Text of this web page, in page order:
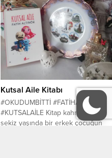
Kutsal Aile Kitabı
#OKUDUMBİTTİ #FATİHALTINÖZ
#KUTSALAİLE Kitap kahramanı,
sekiz yaşında bir erkek çocuğun